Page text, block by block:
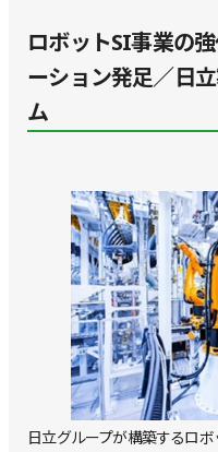
ロボットSI事業の
ーション発足／日
ム
日立グループが構築するロ